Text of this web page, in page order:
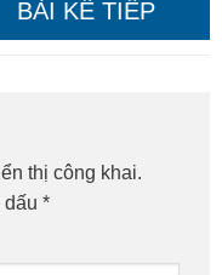
thị công khai.
*